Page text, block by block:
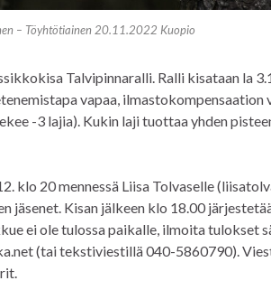
– Töyhtötiainen 20.11.2022 Kuopio
Talvipinnaralli. Ralli kisataan la
vapaa,
-3 lajia). Kukin laji tuottaa yhden
klo 20 mennessä Liisa Tolvaselle
jäsenet. Kisan jälkeen klo 18.00
ei ole tulossa paikalle, ilmoita tulokset
(tai tekstiviestillä 040-5860790).